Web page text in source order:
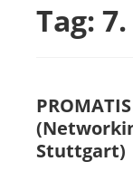
Tag:
Stuttgart)